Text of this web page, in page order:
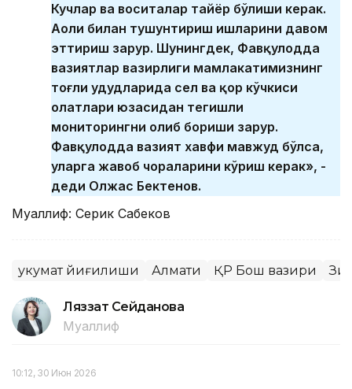
Кучлар ва воситалар тайёр бўлиши керак.
Аҳоли билан тушунтириш ишларини давом
эттириш зарур. Шунингдек, Фавқулодда
вазиятлар вазирлиги мамлакатимизнинг
тоғли ҳудудларида сел ва қор кўчкиси
ҳолатлари юзасидан тегишли
мониторингни олиб бориши зарур.
Фавқулодда вазият хавфи мавжуд бўлса,
уларга жавоб чораларини кўриш керак», -
деди Олжас Бектенов.
Муаллиф: Серик Сабеков
Ҳукумат йиғилиши Алмати ҚР Бош вазири
Ляззат Сейданова
Муаллиф
10:12, 30 Июн 2026